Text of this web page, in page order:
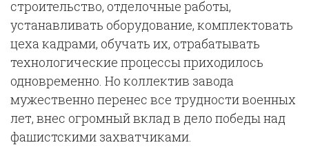
строительство, отделочные работы,
устанавливать оборудование, комплектовать
цеха кадрами, обучать их, отрабатывать
технологические процессы приходилось
одновременно. Но коллектив завода
мужественно перенес все трудности военных
лет, внес огромный вклад в дело победы над
фашистскими захватчиками.